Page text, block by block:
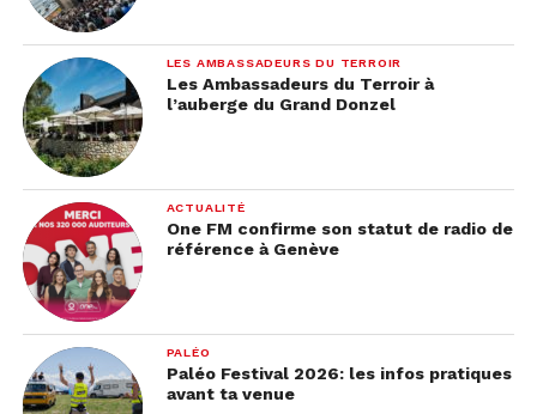
LES AMBASSADEURS DU TERROIR
Les Ambassadeurs du Terroir à
l’auberge du Grand Donzel
ACTUALITÉ
One FM confirme son statut de radio de
référence à Genève
PALÉO
Paléo Festival 2026: les infos pratiques
avant ta venue